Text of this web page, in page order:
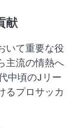
献
いて重要な役
主流の情熱へ
中頃のJリー
るプロサッカ